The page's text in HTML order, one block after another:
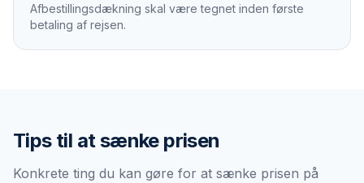
Afbestillingsdækning skal være tegnet inden første
betaling af rejsen.
Tips til at sænke prisen
Konkrete ting du kan gøre for at sænke prisen på